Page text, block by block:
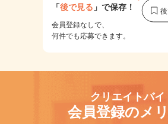
「後で見る 」で保存！
会員登録なしで、
何件でも応募できます。
クリエイトバイ
会員登録のメ